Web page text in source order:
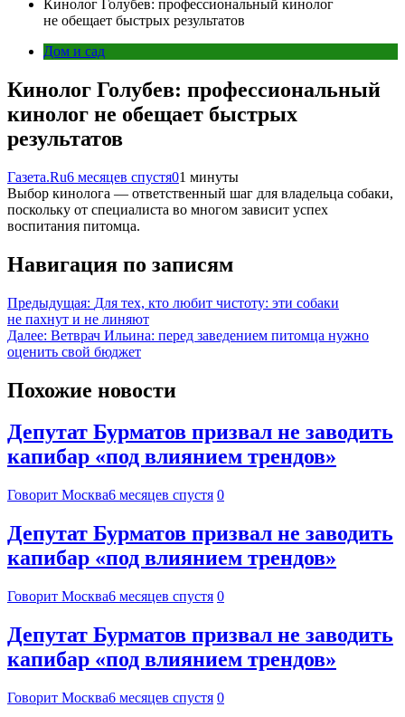
Кинолог Голубев: профессиональный кинолог
не обещает быстрых результатов
Дом и сад
Кинолог Голубев: профессиональный
кинолог не обещает быстрых
результатов
Газета.Ru6 месяцев спустя01 минуты
Выбор кинолога — ответственный шаг для владельца собаки,
поскольку от специалиста во многом зависит успех
воспитания питомца.
Навигация по записям
Предыдущая: Для тех, кто любит чистоту: эти собаки
не пахнут и не линяют
Далее: Ветврач Ильина: перед заведением питомца нужно
оценить свой бюджет
Похожие новости
Депутат Бурматов призвал не заводить
капибар «под влиянием трендов»
Говорит Москва6 месяцев спустя 0
Депутат Бурматов призвал не заводить
капибар «под влиянием трендов»
Говорит Москва6 месяцев спустя 0
Депутат Бурматов призвал не заводить
капибар «под влиянием трендов»
Говорит Москва6 месяцев спустя 0